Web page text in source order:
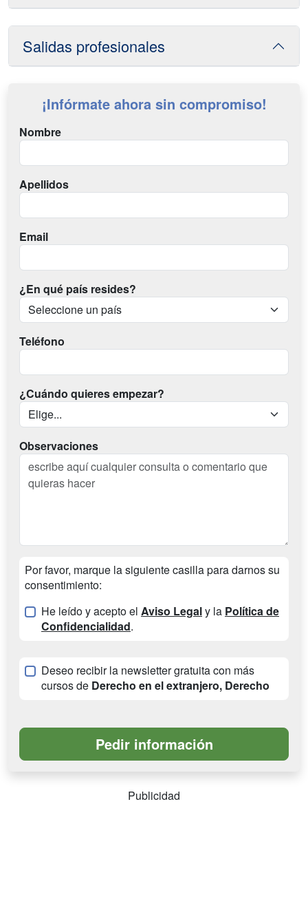
Salidas profesionales
¡Infórmate ahora sin compromiso!
Nombre
Apellidos
Email
¿En qué país resides?
Teléfono
¿Cuándo quieres empezar?
Observaciones
Por favor, marque la siguiente casilla para darnos su
consentimiento:
He leído y acepto el Aviso Legaly la Política de
Confidencialidad.
Deseo recibir la newsletter gratuita con más
cursos de Derecho en el extranjero, Derecho
Publicidad